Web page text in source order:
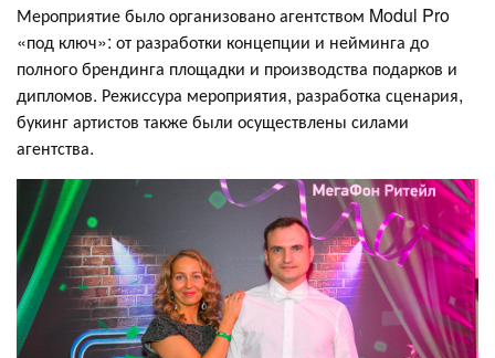
Мероприятие было организовано агентством Modul Pro
«под ключ»: от разработки концепции и нейминга до
полного брендинга площадки и производства подарков и
дипломов. Режиссура мероприятия, разработка сценария,
букинг артистов также были осуществлены силами
агентства.